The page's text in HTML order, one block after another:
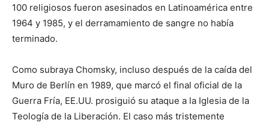
100 religiosos fueron asesinados en Latinoamérica entre
1964 y 1985, y el derramamiento de sangre no había
terminado.
Como subraya Chomsky, incluso después de la caída del
Muro de Berlín en 1989, que marcó el final oficial de la
Guerra Fría, EE.UU. prosiguió su ataque a la Iglesia de la
Teología de la Liberación. El caso más tristemente